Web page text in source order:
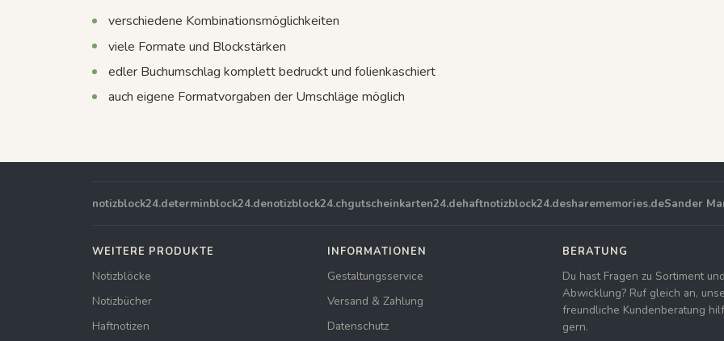
verschiedene Kombinationsmöglichkeiten
viele Formate und Blockstärken
edler Buchumschlag komplett bedruckt und folienkaschiert
auch eigene Formatvorgaben der Umschläge möglich
notizblock24.determinblock24.denotizblock24.chgutscheinkarten24.dehaftnotizblock24.desharememories.deSander
WEITERE PRODUKTE
Notizblöcke
Notizbücher
Haftnotizen
INFORMATIONEN
Gestaltungsservice
Versand & Zahlung
Datenschutz
BERATUNG
Du hast Fragen zu Sortiment
Abwicklung? Ruf gleich an,
freundliche Kundenberatung
gern.